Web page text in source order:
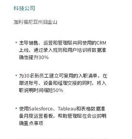
科技公司
加利福尼亚州旧金山
• 主导销售、运营和管理层共同使用的CRM
上线，通过录入规则和用户培训将数据准
确性提升30%
• 为30名新员工建立可复用的入职清单，在
跟进账号、设备和经理交接的同时，将入
职说明时间缩短50%
• 使用Salesforce、Tableau和表格数据准
备月度运营看板，帮助管理层在会议前明
确重点事项